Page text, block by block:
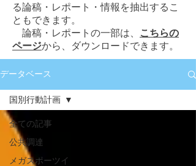
る論稿・レポート・情報を抽出するこ
ともできます。
論稿・レポートの一部は、
こちらの
ページから、ダウンロードできます。
データベース
全ての記事
公共調達
メガスポーツイ
国別行動計画